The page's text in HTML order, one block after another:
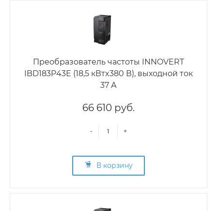
Преобразователь частоты INNOVERT
IBD183P43E (18,5 кВтx380 В), выходной ток
37 А
66 610 руб.
- +
В корзину